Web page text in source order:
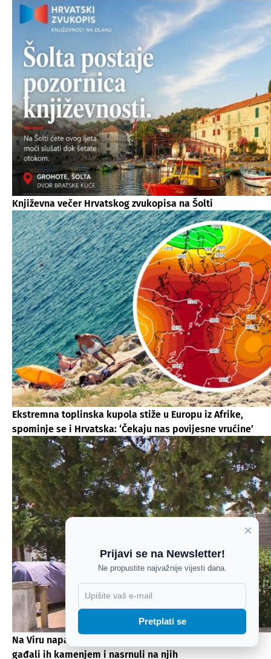
Književna večer Hrvatskog zvukopisa na Šolti
Ekstremna toplinska kupola stiže u Europu iz Afrike,
spominje se i Hrvatska: ‘Čekaju nas povijesne vrućine’
Na Viru napadnuti novinari, strani vlasnici apartmana
gađali ih kamenjem i nasrnuli na njih
×
Prijavi se na Newsletter!
Ne propustite najvažnije vijesti dana.
Pretplati se